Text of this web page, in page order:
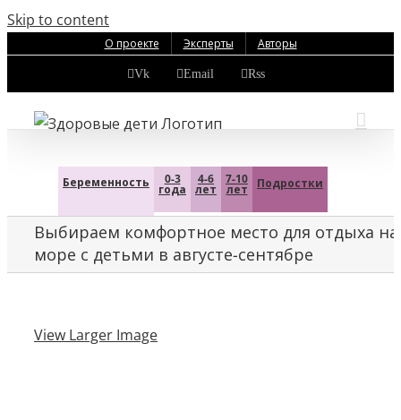
Skip to content
О проекте Эксперты Авторы
Vk Email Rss
Беременность 0-3
года
4-6
лет
7-10
лет Подростки
Выбираем комфортное место для отдыха на
море с детьми в августе-сентябре
View Larger Image